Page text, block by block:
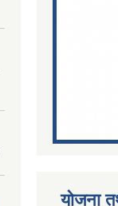
योजना